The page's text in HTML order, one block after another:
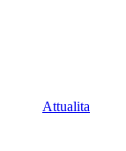
Attualita